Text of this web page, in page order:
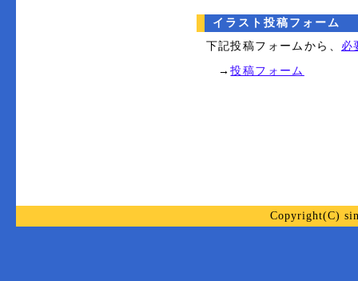
イラスト投稿フォーム
下記投稿フォームから、 必
→投稿フォーム
Copyright(C)